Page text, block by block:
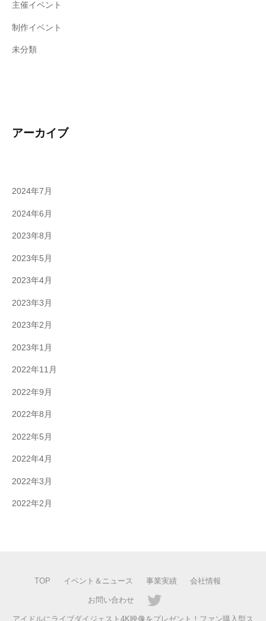
主催イベント
制作イベント
未分類
アーカイブ
2024年7月
2024年6月
2023年8月
2023年5月
2023年4月
2023年3月
2023年2月
2023年1月
2022年11月
2022年9月
2022年8月
2022年5月
2022年4月
2022年3月
2022年2月
TOP イベント＆ニュース 事業実績 会社情報
お問い合わせ
アイドルにライブダイジェスト4K映像をプレゼント！ファン購入型ス